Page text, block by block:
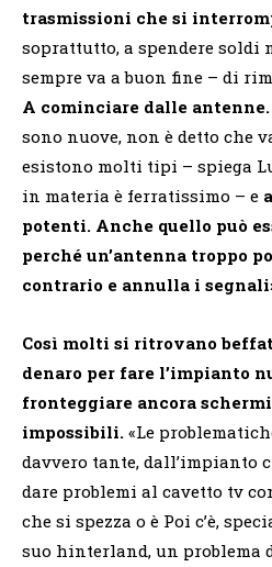
trasmissioni che si
soprattutto, a spendere soldi
sempre va a buon fine – di
A cominciare dalle antenne.
sono nuove, non è detto che
esistono molti tipi – spiega
in materia è ferratissimo – e
potenti. Anche quello può
perché un’antenna troppo
contrario e annulla i
Così molti si ritrovano
denaro per fare l’impianto
fronteggiare ancora
impossibili. «Le
davvero tante, dall’impianto
dare problemi al cavetto tv
che si spezza o è Poi c’è,
suo hinterland, un problema